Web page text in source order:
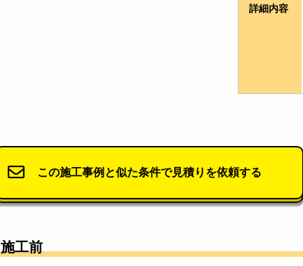
詳細内容
この施工事例と似た条件で見積りを依頼する
施工前